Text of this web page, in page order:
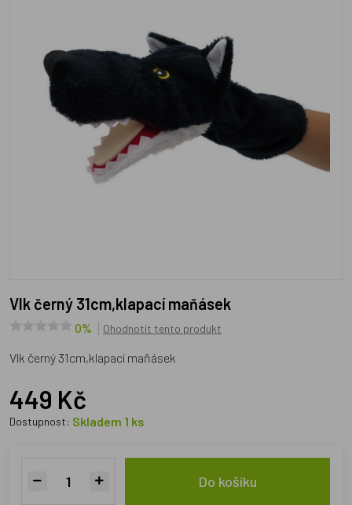
Vlk černý 31cm,klapací maňásek
0% Ohodnotit tento produkt
Vlk černý 31cm,klapací maňásek
449 Kč
Dostupnost: Skladem 1 ks
Do košíku